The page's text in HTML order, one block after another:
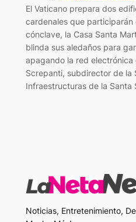
El Vaticano prepara dos
cardenales que participarán
cónclave, la Casa Santa
blinda sus aledaños para
apagando la red electrónica
Screpanti, subdirector de la
Infraestructuras de la
Noticias, Entretenimiento,